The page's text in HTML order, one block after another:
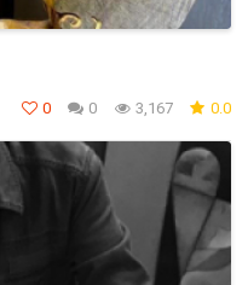
0 0 3,167 0.0